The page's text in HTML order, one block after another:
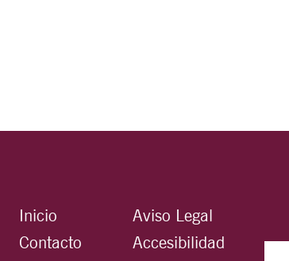
Inicio
Contacto
Aviso Legal
Accesibilidad